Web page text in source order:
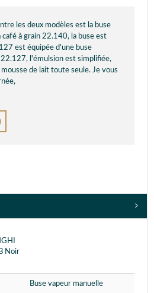
les deux modèles est la buse
café à grain 22.140, la buse est
est équipée d'une buse
22.127, l'émulsion est simplifiée,
de lait toute seule. Je vous
Noir
Buse vapeur manuelle